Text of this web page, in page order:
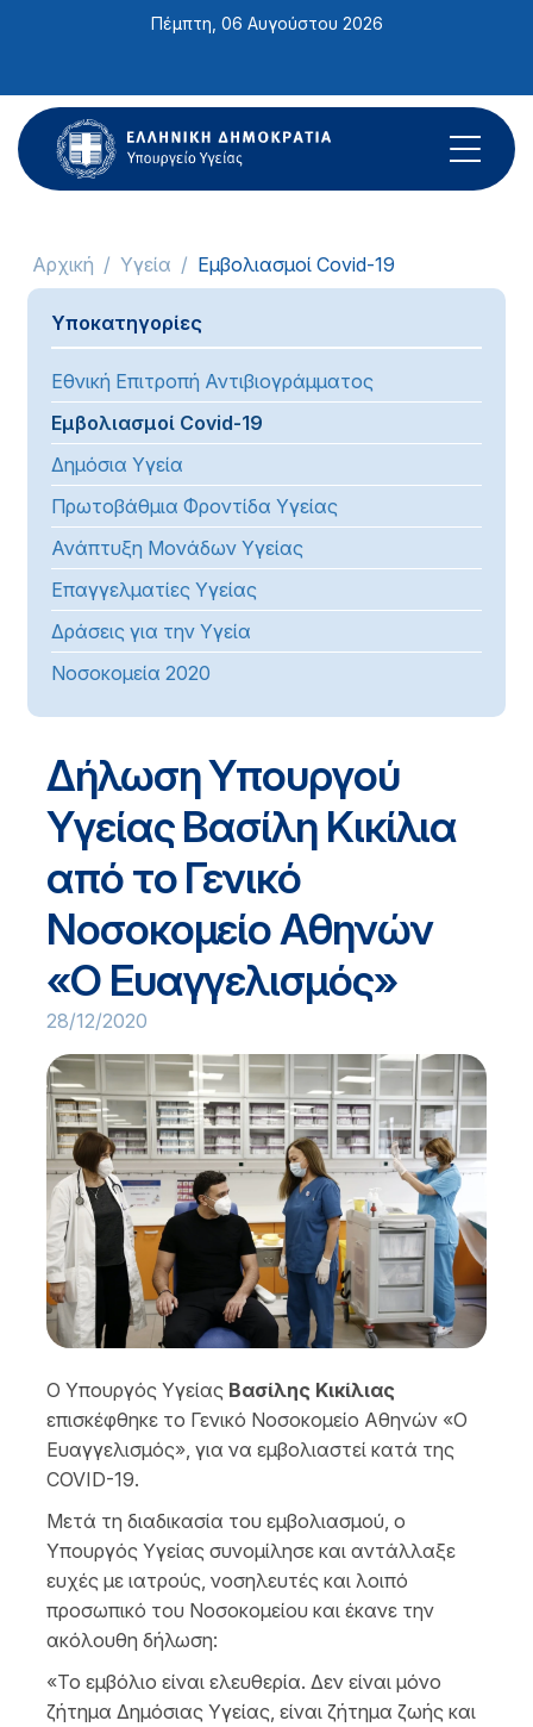
ιστότοπος
περιλαμβάνει
ένα
σύστημα
Πέμπτη, 06 Αυγούστου 2026
Αρχική Υγεία Εμβολιασμοί Covid-19
Υποκατηγορίες
Εθνική Επιτροπή Αντιβιογράμματος
Εμβολιασμοί Covid-19
Δημόσια Υγεία
Πρωτοβάθμια Φροντίδα Υγείας
Ανάπτυξη Μονάδων Υγείας
Επαγγελματίες Υγείας
Δράσεις για την Υγεία
Νοσοκομεία 2020
Δήλωση Υπουργού
Υγείας Βασίλη Κικίλια
από το Γενικό
Νοσοκομείο Αθηνών
«Ο Ευαγγελισμός»
28/12/2020
Ο Υπουργός Υγείας Βασίλης Κικίλιας
επισκέφθηκε το Γενικό Νοσοκομείο Αθηνών «Ο
Ευαγγελισμός», για να εμβολιαστεί κατά της
COVID-19.
Μετά τη διαδικασία του εμβολιασμού, ο
Υπουργός Υγείας συνομίλησε και αντάλλαξε
ευχές με ιατρούς, νοσηλευτές και λοιπό
προσωπικό του Νοσοκομείου και έκανε την
ακόλουθη δήλωση:
«Το εμβόλιο είναι ελευθερία. Δεν είναι μόνο
ζήτημα Δημόσιας Υγείας, είναι ζήτημα ζωής και